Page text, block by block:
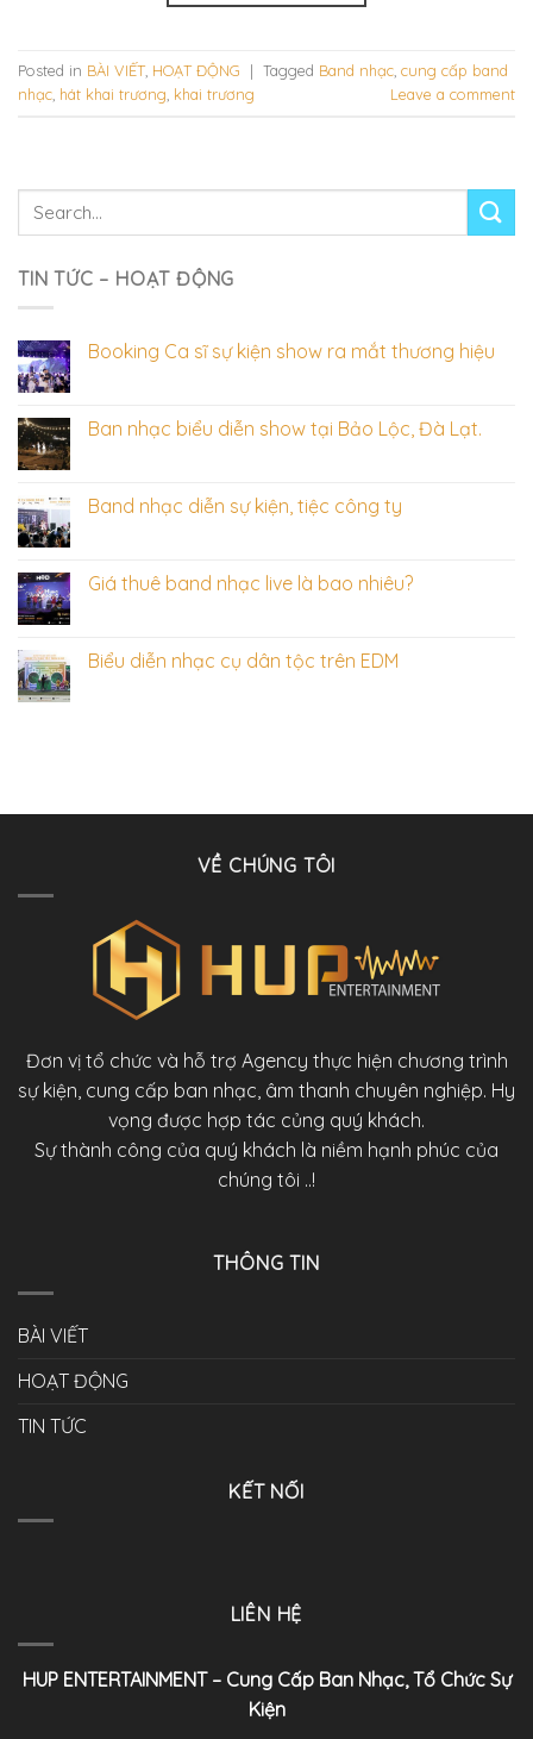
Posted in BÀI VIẾT, HOẠT ĐỘNG | Tagged Band nhạc cung cấp band
nhạc hát khai trương khai trương Leave a comment
TIN TỨC – HOẠT ĐỘNG
Booking Ca sĩ sự kiện show ra mắt thương hiệu
Ban nhạc biểu diễn show tại Bảo Lộc, Đà Lạt.
Band nhạc diễn sự kiện, tiệc công ty
Giá thuê band nhạc live là bao nhiêu?
Biểu diễn nhạc cụ dân tộc trên EDM
VỀ CHÚNG TÔI
Đơn vị tổ chức và hỗ trợ Agency thực hiện chương trình
sự kiện, cung cấp ban nhạc, âm thanh chuyên nghiệp. Hy
vọng được hợp tác củng quý khách.
Sự thành công của quý khách là niềm hạnh phúc của
chúng tôi ..!
THÔNG TIN
BÀI VIẾT
HOẠT ĐỘNG
TIN TỨC
KẾT NỐI
LIÊN HỆ
HUP ENTERTAINMENT – Cung Cấp Ban Nhạc, Tổ Chức Sự
Kiện